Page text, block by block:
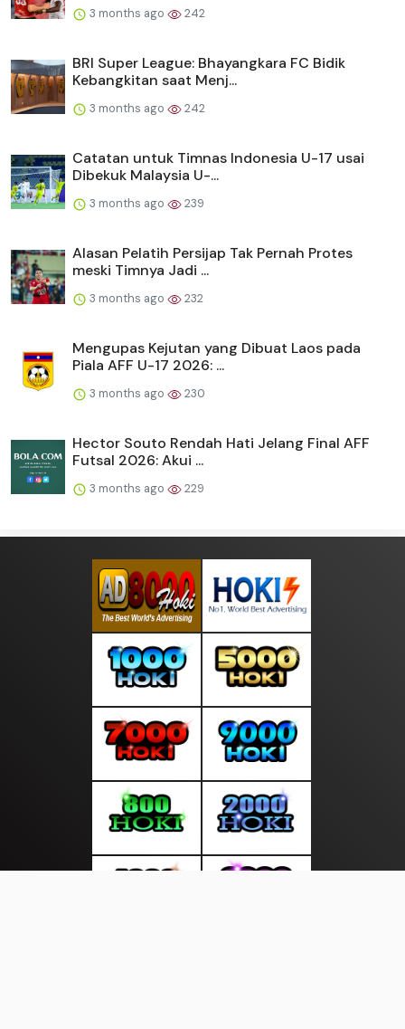
3 months ago 242
BRI Super League: Bhayangkara FC Bidik
Kebangkitan saat Menj...
3 months ago 242
Catatan untuk Timnas Indonesia U-17 usai
Dibekuk Malaysia U-...
3 months ago 239
Alasan Pelatih Persijap Tak Pernah Protes
meski Timnya Jadi ...
3 months ago 232
Mengupas Kejutan yang Dibuat Laos pada
Piala AFF U-17 2026: ...
3 months ago 230
Hector Souto Rendah Hati Jelang Final AFF
Futsal 2026: Akui ...
3 months ago 229